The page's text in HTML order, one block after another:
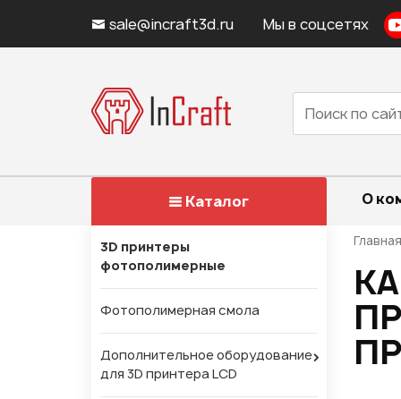
sale@incraft3d.ru Мы в соцсетях
Каталог О
3D принтеры
фотополимерные
Фотополимерная смола
Дополнительное оборудование
для 3D принтера LCD
Главная